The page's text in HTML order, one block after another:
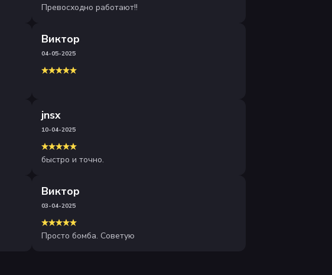
Превосходно работают!!
Виктор
04-05-2025
jnsx
10-04-2025
быстро и точно.
Виктор
03-04-2025
Просто бомба. Советую